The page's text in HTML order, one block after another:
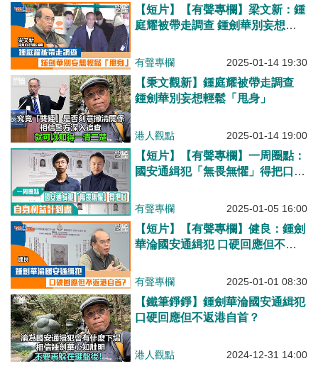
【短片】【有聲專欄】梁文新：鍾
庭耀被帶走調查 鍾劍華別妄想輕
有聲專欄 2025-01-14 19:30
【秉文觀新】鍾庭耀被帶走調查
鍾劍華別妄想輕鬆「甩身」
港人觀點 2025-01-14 19:00
【短片】【有聲專欄】一周圈點：
國安通緝犯「無畏無懼」得把口
有聲專欄 2025-01-05 16:00
【短片】【有聲專欄】健良：鍾劍
華淪國安通緝犯 口硬回應但不返
有聲專欄 2025-01-01 08:30
【鐵筆錚錚】鍾劍華淪國安通緝犯
口硬回應但不返港自首？
港人觀點 2024-12-31 14:00